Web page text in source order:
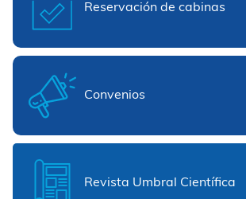
Reservación de cabinas
Convenios
Revista Umbral Científica